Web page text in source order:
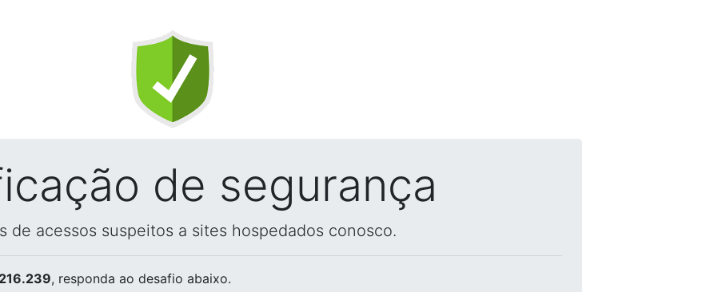
de segurança
de acessos suspeitos a sites hospedados conosco.
, responda ao desafio abaixo.